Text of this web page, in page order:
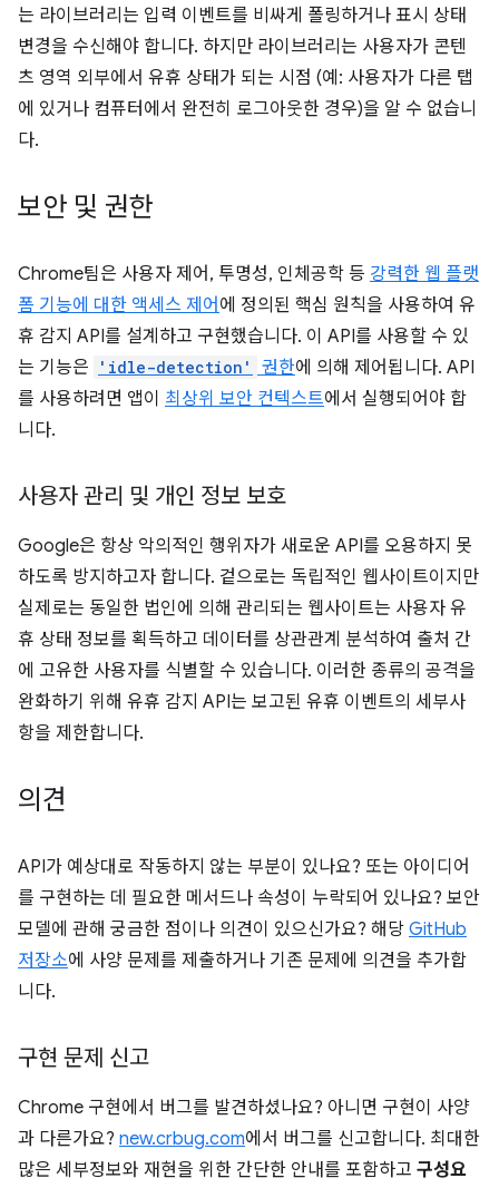
는 라이브러리는 입력 이벤트를 비싸게 폴링하거나 표시 상태
변경을 수신해야 합니다. 하지만 라이브러리는 사용자가 콘텐
츠 영역 외부에서 유휴 상태가 되는 시점 (예: 사용자가 다른 탭
에 있거나 컴퓨터에서 완전히 로그아웃한 경우)을 알 수 없습니
다.
보안 및 권한
Chrome팀은 사용자 제어, 투명성, 인체공학 등 강력한 웹 플랫
폼 기능에 대한 액세스 제어 에 정의된 핵심 원칙을 사용하여 유
휴 감지 API를 설계하고 구현했습니다. 이 API를 사용할 수 있
는 기능은
'idle-detection' 권한에 의해 제어됩니다. API
를 사용하려면 앱이 최상위 보안 컨텍스트에서 실행되어야 합
니다.
사용자 관리 및 개인 정보 보호
Google은 항상 악의적인 행위자가 새로운 API를 오용하지 못
하도록 방지하고자 합니다. 겉으로는 독립적인 웹사이트이지만
실제로는 동일한 법인에 의해 관리되는 웹사이트는 사용자 유
휴 상태 정보를 획득하고 데이터를 상관관계 분석하여 출처 간
에 고유한 사용자를 식별할 수 있습니다. 이러한 종류의 공격을
완화하기 위해 유휴 감지 API는 보고된 유휴 이벤트의 세부사
항을 제한합니다.
의견
API가 예상대로 작동하지 않는 부분이 있나요? 또는 아이디어
를 구현하는 데 필요한 메서드나 속성이 누락되어 있나요? 보안
모델에 관해 궁금한 점이나 의견이 있으신가요? 해당 GitHub
저장소에 사양 문제를 제출하거나 기존 문제에 의견을 추가합
니다.
구현 문제 신고
Chrome 구현에서 버그를 발견하셨나요? 아니면 구현이 사양
과 다른가요? new.crbug.com에서 버그를 신고합니다. 최대한
많은 세부정보와 재현을 위한 간단한 안내를 포함하고 구성요